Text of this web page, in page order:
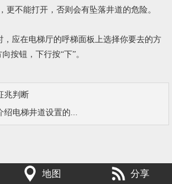
更不能打开，否则会有坠落井道的危险。
应在电梯厅的呼梯面板上选择你要去的方
按钮，下行按“下”。
兆判断
绍电梯井道设置的...
地图 分享